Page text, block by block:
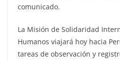
comunicado.
La Misión de Solidaridad
Humanos viajará hoy hacia
tareas de observación y